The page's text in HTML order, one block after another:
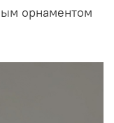
орнаментом